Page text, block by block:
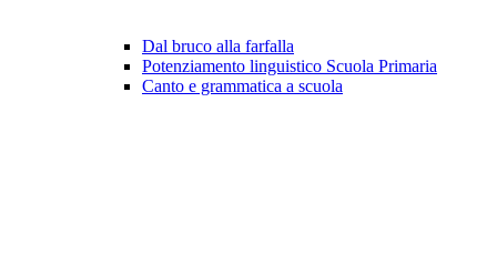
Dal bruco alla farfalla
Potenziamento linguistico Scuola Primaria
Canto e grammatica a scuola